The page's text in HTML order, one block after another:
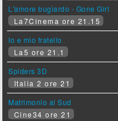
L'amore bugiardo - Gone Girl
La7Cinema ore 21.15
Io e mio fratello
La5 ore 21.1
Spiders 3D
Italia 2 ore 21
Matrimonio al Sud
Cine34 ore 21